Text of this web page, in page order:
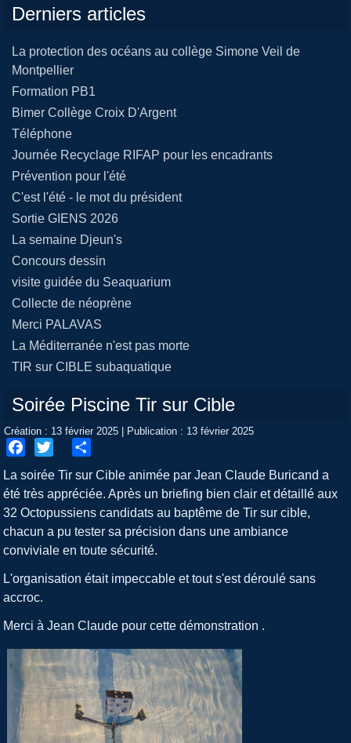
Derniers articles
La protection des océans au collège Simone Veil de
Montpellier
Formation PB1
Bimer Collège Croix D'Argent
Téléphone
Journée Recyclage RIFAP pour les encadrants
Prévention pour l'été
C'est l'été - le mot du président
Sortie GIENS 2026
La semaine Djeun's
Concours dessin
visite guidée du Seaquarium
Collecte de néoprène
Merci PALAVAS
La Méditerranée n'est pas morte
TIR sur CIBLE subaquatique
Soirée Piscine Tir sur Cible
Création : 13 février 2025 | Publication : 13 février 2025
La soirée Tir sur Cible animée par Jean Claude Buricand a
été très appréciée. Après un briefing bien clair et détaillé aux
32 Octopussiens candidats au baptême de Tir sur cible,
chacun a pu tester sa précision dans une ambiance
conviviale en toute sécurité.
L'organisation était impeccable et tout s'est déroulé sans
accroc.
Merci à Jean Claude pour cette démonstration .